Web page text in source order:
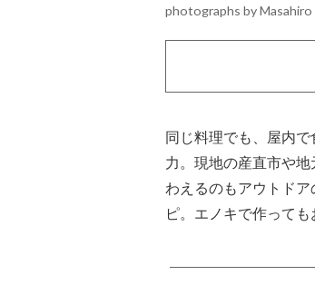
photographs by Masahiro
同じ料理でも、屋内
力。現地の産直市や
わえるのもアウトド
ピ。エノキで作っても